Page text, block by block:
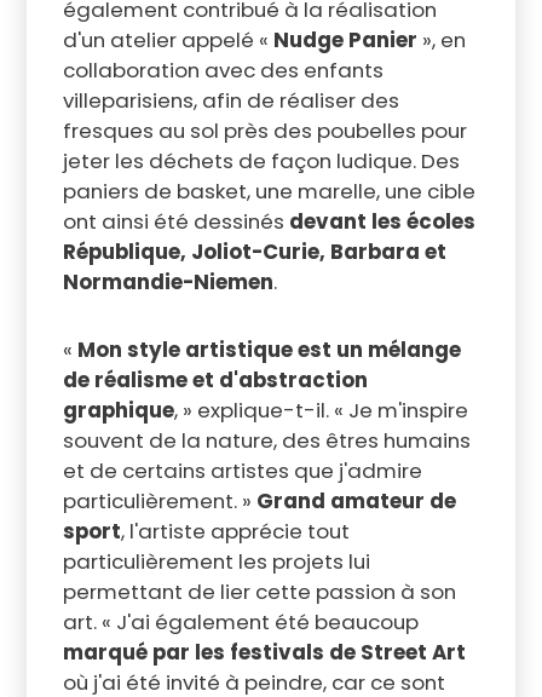
également contribué à la réalisation
d'un atelier appelé « Nudge Panier », en
collaboration avec des enfants
villeparisiens, afin de réaliser des
fresques au sol près des poubelles pour
jeter les déchets de façon ludique. Des
paniers de basket, une marelle, une cible
ont ainsi été dessinés devant les écoles
République, Joliot-Curie, Barbara et
Normandie-Niemen.
« Mon style artistique est un mélange
de réalisme et d'abstraction
graphique, » explique-t-il. « Je m'inspire
souvent de la nature, des êtres humains
et de certains artistes que j'admire
particulièrement. » Grand amateur de
sport, l'artiste apprécie tout
particulièrement les projets lui
permettant de lier cette passion à son
art. « J'ai également été beaucoup
marqué par les festivals de Street Art
où j'ai été invité à peindre, car ce sont